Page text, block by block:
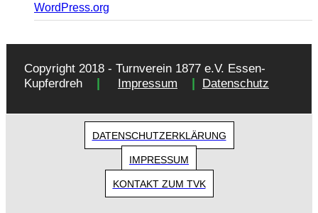
WordPress.org
Copyright 2018 - Turnverein 1877 e.V. Essen-
Kupferdreh
| Impressum | Datenschutz
DATENSCHUTZERKLÄRUNG
IMPRESSUM
KONTAKT ZUM TVK